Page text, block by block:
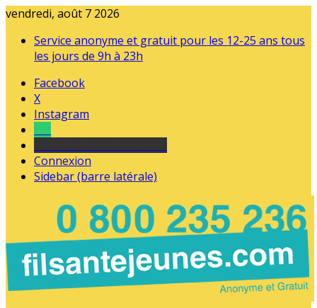
vendredi, août 7 2026
Service anonyme et gratuit pour les 12-25 ans tous
les jours de 9h à 23h
Facebook
X
Instagram
Connexion
Sidebar (barre latérale)